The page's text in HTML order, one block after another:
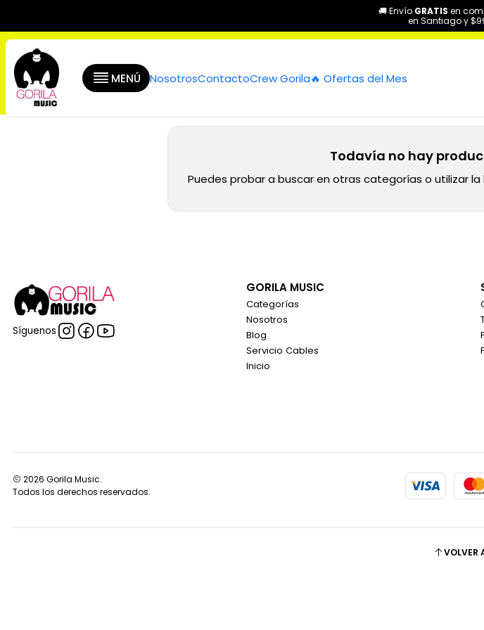
MENÚ NosotrosContactoCrew Gorila🔥 Ofertas del Mes
🚚 Envío GRATIS en
en Santiago y
Vientos y Cuerdas
Atriles y
Todavía no hay
Puedes probar a buscar en otras categorías o utilizar
Síguenos
GORILA MUSIC
Categorías
Nosotros
Blog
Servicio Cables
Inicio
2026 Gorila Music.
Todos los derechos reservados.
VOLVER